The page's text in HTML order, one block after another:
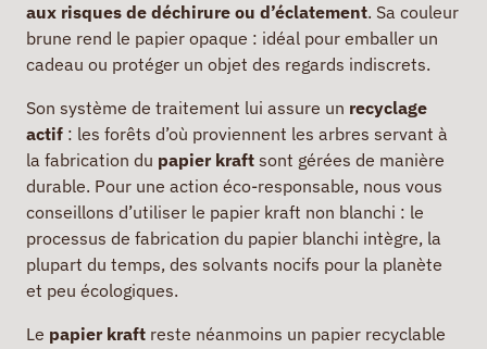
aux risques de déchirure ou d’éclatement. Sa couleur
brune rend le papier opaque : idéal pour emballer un
cadeau ou protéger un objet des regards indiscrets.
Son système de traitement lui assure un recyclage
actif : les forêts d’où proviennent les arbres servant à
la fabrication du papier kraft sont gérées de manière
durable. Pour une action éco-responsable, nous vous
conseillons d’utiliser le papier kraft non blanchi : le
processus de fabrication du papier blanchi intègre, la
plupart du temps, des solvants nocifs pour la planète
et peu écologiques.
Le papier kraft reste néanmoins un papier recyclable